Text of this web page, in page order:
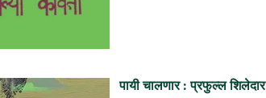
पायी चालणार : प्रफुल्ल शिलेदार